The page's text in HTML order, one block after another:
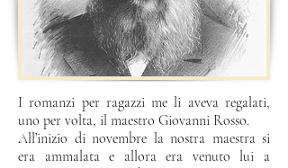
I romanzi per ragazzi me li aveva regalati,
uno per volta, il maestro Giovanni Rosso.
All’inizio di novembre la nostra maestra si
era ammalata e allora era venuto lui a